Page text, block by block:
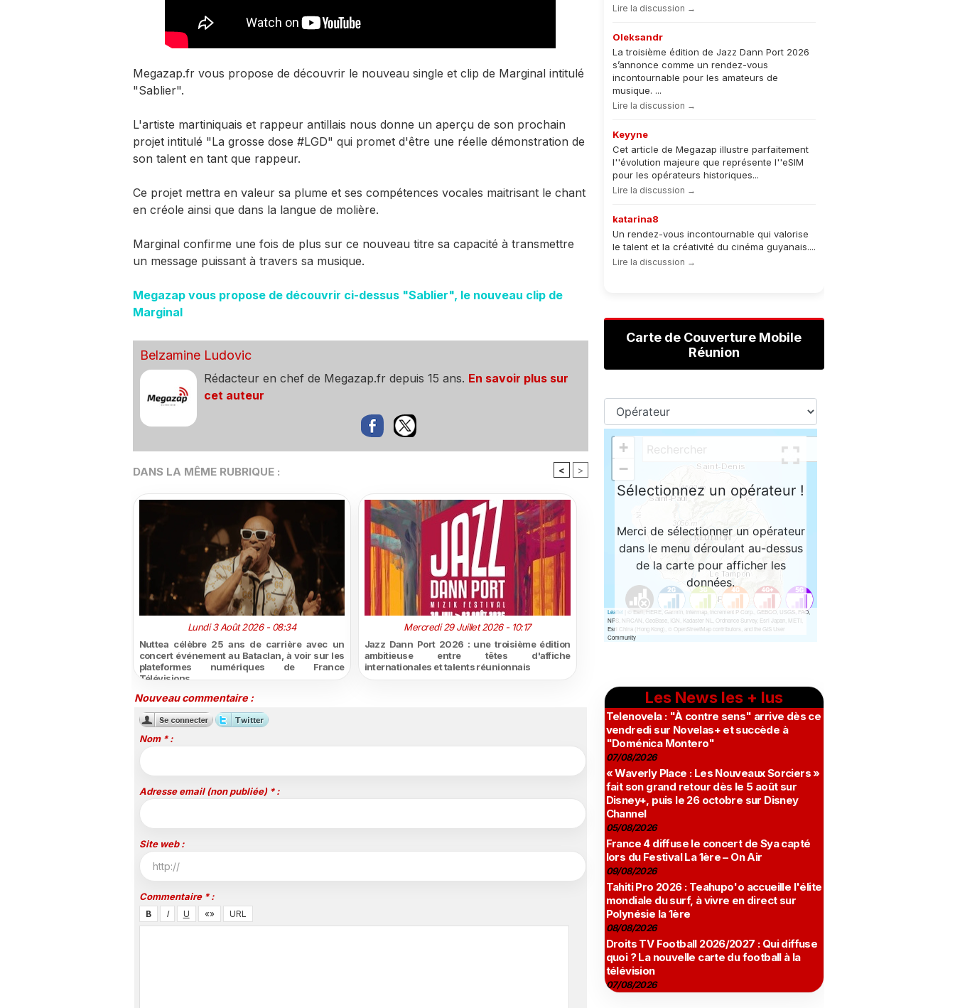
Megazap.fr vous propose de découvrir le nouveau single et clip de Marginal intitulé
"Sablier".
L'artiste martiniquais et rappeur antillais nous donne un aperçu de son prochain
projet intitulé "La grosse dose #LGD" qui promet d'être une réelle démonstration de
son talent en tant que rappeur.
Ce projet mettra en valeur sa plume et ses compétences vocales maitrisant le chant
en créole ainsi que dans la langue de molière.
Marginal confirme une fois de plus sur ce nouveau titre sa capacité à transmettre
un message puissant à travers sa musique.
Megazap vous propose de découvrir ci-dessus "Sablier", le nouveau clip de
Marginal
Belzamine Ludovic
Rédacteur en chef de Megazap.fr depuis 15 ans. En savoir plus sur
cet auteur
DANS LA MÊME RUBRIQUE : < >
Lundi 3 Août 2026 - 08:34
Nuttea célèbre 25 ans de carrière avec un
concert événement au Bataclan, à voir sur les
plateformes numériques de France
Télévisions
Mercredi 29 Juillet 2026 - 10:17
Jazz Dann Port 2026 : une troisième édition
ambitieuse entre têtes d'affiche
internationales et talents réunionnais
Nouveau commentaire :
Nom * :
Adresse email (non publiée) * :
Site web :
Commentaire * :
Lire la discussion →
Oleksandr
La troisième édition de Jazz Dann Port 2026
s’annonce comme un rendez-vous
incontournable pour les amateurs de
musique. ...
Lire la discussion →
Keyyne
Cet article de Megazap illustre parfaitement
l''évolution majeure que représente l''eSIM
pour les opérateurs historiques...
Lire la discussion →
katarina8
Un rendez-vous incontournable qui valorise
le talent et la créativité du cinéma guyanais....
Lire la discussion →
Carte de Couverture Mobile
Réunion
Les News les + lus
Telenovela : "À contre sens" arrive dès ce
vendredi sur Novelas+ et succède à
"Doménica Montero"
07/08/2026
« Waverly Place : Les Nouveaux Sorciers »
fait son grand retour dès le 5 août sur
Disney+, puis le 26 octobre sur Disney
Channel
05/08/2026
France 4 diffuse le concert de Sya capté
lors du Festival La 1ère – On Air
09/08/2026
Tahiti Pro 2026 : Teahupo'o accueille l'élite
mondiale du surf, à vivre en direct sur
Polynésie la 1ère
08/08/2026
Droits TV Football 2026/2027 : Qui diffuse
quoi ? La nouvelle carte du football à la
télévision
07/08/2026